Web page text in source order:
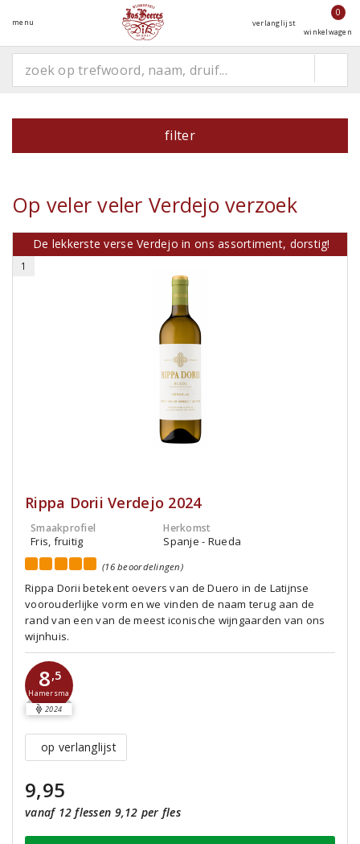
menu verlanglijst
0
winkelwagen
filter
Op veler veler Verdejo verzoek
De lekkerste verse Verdejo in ons assortiment, dorstig!
1
Rippa Dorii Verdejo 2024
Smaakprofiel
Fris, fruitig
Herkomst
Spanje - Rueda
(16 beoordelingen)
Rippa Dorii betekent oevers van de Duero in de Latijnse
voorouderlijke vorm en we vinden de naam terug aan de
rand van een van de meest iconische wijngaarden van ons
wijnhuis.
8,5
Hamersma
2024
op verlanglijst
9,95
vanaf 12 flessen 9,12 per fles